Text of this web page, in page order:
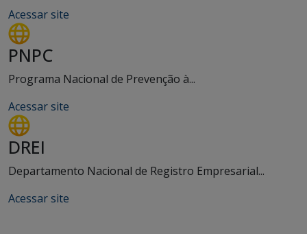
Acessar site
PNPC
Programa Nacional de Prevenção à...
Acessar site
DREI
Departamento Nacional de Registro Empresarial...
Acessar site